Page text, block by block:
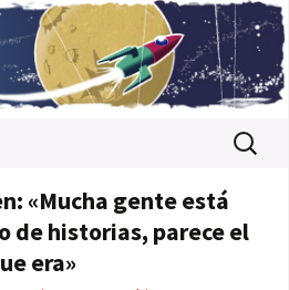
Buscar:
«Mucha gente está
de historias, parece el
era»